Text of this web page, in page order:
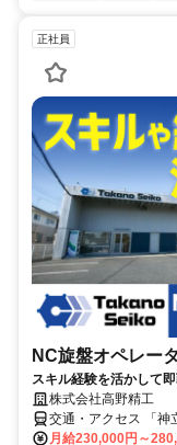
正社員
NC旋盤オペレー
スキル経験を活かして
株式会社高野精工
交通・アクセス 「神
月給230,000円～